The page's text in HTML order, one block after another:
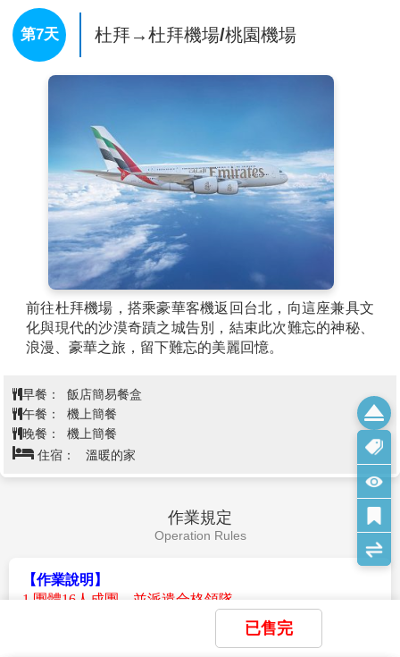
已售完
Park)，耗費超過13億台幣打造，擁有50層樓高的「黃
金相框」。這是一件氣派且華麗的大型公共藝術，這棟
建築物不僅是被觀看的功能，而是肩負了讓來到此地的
遊客們回望過去與展望未來的重任。以相框方式見證杜
和有著瑰麗的花紋圖案，讓人從遠方即能看見其閃閃發
【阿拉伯灣遊船晚餐】杜拜碼頭搭乘雙層遊船展開觀光
之旅，以不同視角感受別樣杜拜夜城之美！2小時遊船
帶您沿著人造運河航行觀賞兩岸古典夜城並享用迎賓飲
料及阿拉伯式風味晚餐，同時欣賞船上埃及傳統旋轉
舞、魔術等令人目不暇給的精彩表演，度過充滿異域風
情的杜拜之夜。
第7天 杜拜→杜拜機場/桃園機場
前往杜拜機場，搭乘豪華客機返回台北，向這座兼具文
化與現代的沙漠奇蹟之城告別，結束此次難忘的神秘、
浪漫、豪華之旅，留下難忘的美麗回憶。
早餐：
飯店簡易餐盒
午餐：
機上簡餐
晚餐：
機上簡餐
住宿：
溫暖的家
作業規定
Operation Rules
【作業說明】
1.團體16人成團，並派遣合格領隊。
3.需申請杜拜簽證$3600/人(團費不含杜拜簽證費)